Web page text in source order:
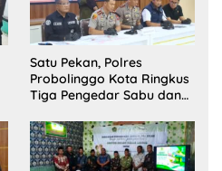
Satu Pekan, Polres
Probolinggo Kota Ringkus
Tiga Pengedar Sabu dan